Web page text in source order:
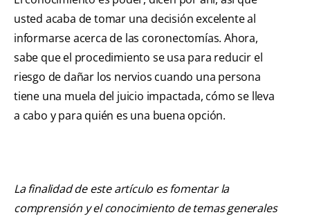
usted acaba de tomar una decisión excelente al
informarse acerca de las coronectomías. Ahora,
sabe que el procedimiento se usa para reducir el
riesgo de dañar los nervios cuando una persona
tiene una muela del juicio impactada, cómo se lleva
a cabo y para quién es una buena opción.
La finalidad de este artículo es fomentar la
comprensión y el conocimiento de temas generales